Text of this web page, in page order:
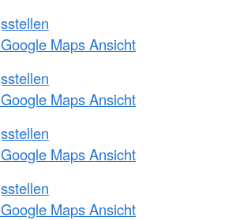
Maps Ansicht
Maps Ansicht
Maps Ansicht
Maps Ansicht